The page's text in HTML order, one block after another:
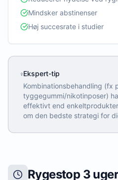
Mindsker abstinenser
Høj succesrate i studier
Ekspert-tip
Kombinationsbehandling (fx
tyggegummi/nikotinposer)
effektivt end
om den bedste strategi for
Rygestop 3